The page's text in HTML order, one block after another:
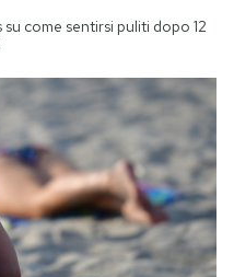
come sentirsi puliti dopo 12